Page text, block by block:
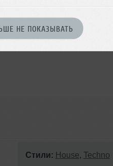
НЕ ПОКАЗЫВАТЬ
Стили: House, Techno